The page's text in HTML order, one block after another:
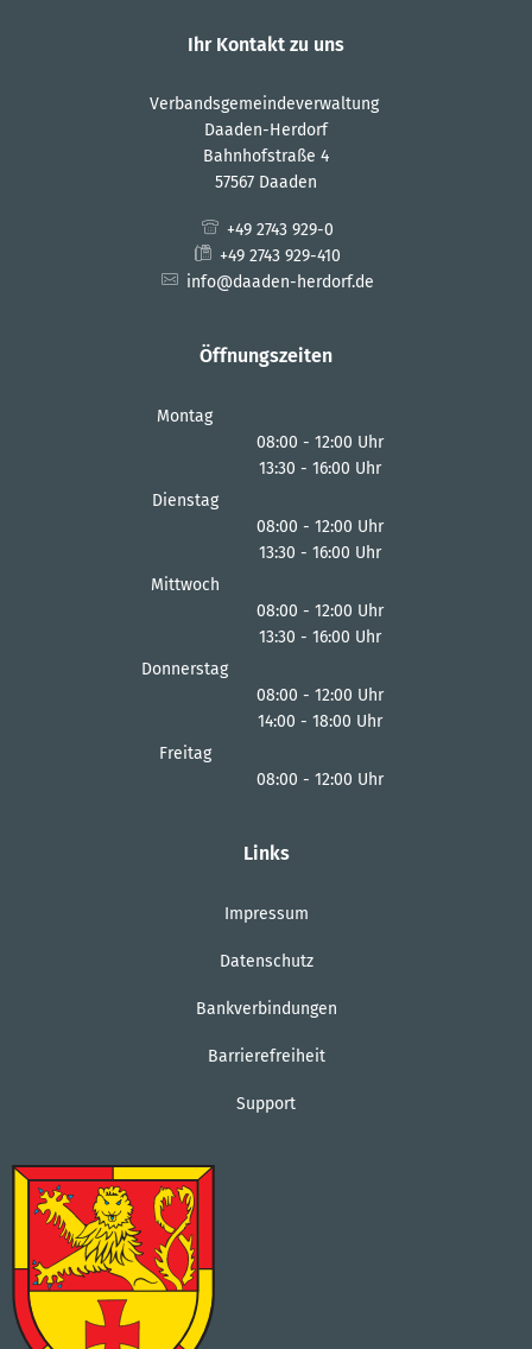
Ihr Kontakt zu uns
Verbandsgemeindeverwaltung
Daaden-Herdorf
Bahnhofstraße 4
57567 Daaden
+49 2743 929-0
+49 2743 929-410
info@daaden-herdorf.de
Öffnungszeiten
Montag
08:00 - 12:00 Uhr
Von 08:00 bis 12:00 Uhr
13:30 - 16:00 Uhr
Dienstag
08:00 - 12:00 Uhr
Von 08:00 bis 12:00 Uhr
13:30 - 16:00 Uhr
Mittwoch
08:00 - 12:00 Uhr
Von 08:00 bis 12:00 Uhr
13:30 - 16:00 Uhr
Donnerstag
08:00 - 12:00 Uhr
Von 08:00 bis 12:00 Uhr
14:00 - 18:00 Uhr
Freitag
08:00 - 12:00 Uhr
Links
Impressum
Datenschutz
Bankverbindungen
Barrierefreiheit
Support